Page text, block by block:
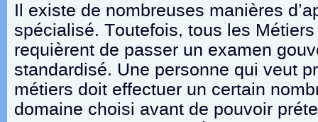
Il existe de nombreuses manières
spécialisé. Toutefois, tous les
requièrent de passer un examen
standardisé. Une personne qui veut
métiers doit effectuer un certain
domaine choisi avant de pouvoir